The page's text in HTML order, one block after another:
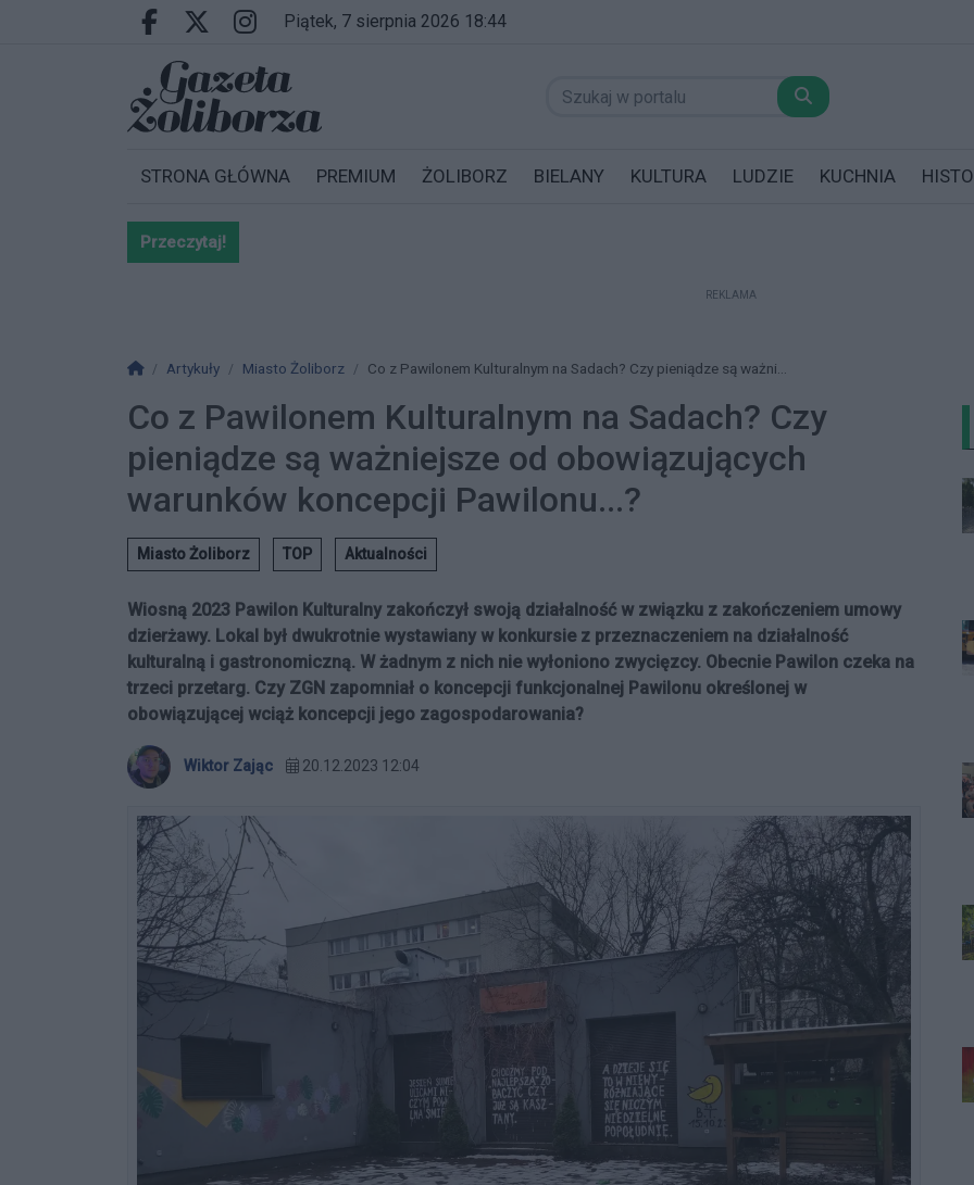
Przejdź do głównych treści
Przejdź do wyszukiwarki
Przejdź do głównego menu
Facebook.com
X.comInstagram.com
piątek, 7 sierpnia 2026 18:44
STRONA GŁÓWNA PREMIUM ŻOLIBORZ BIELANY KULTURA LUDZIE KUCHNIA
Przeczytaj!
REKLAMA
Strona główna
Artykuły Miasto Żoliborz Co z Pawilonem Kulturalnym na Sadach? Czy pieniądze są ważni...
Co z Pawilonem Kulturalnym na Sadach? Czy
pieniądze są ważniejsze od obowiązujących
warunków koncepcji Pawilonu...?
Miasto Żoliborz TOP Aktualności
Wiosną 2023 Pawilon Kulturalny zakończył swoją działalność w związku z zakończeniem umowy
dzierżawy. Lokal był dwukrotnie wystawiany w konkursie z przeznaczeniem na działalność
kulturalną i gastronomiczną. W żadnym z nich nie wyłoniono zwycięzcy. Obecnie Pawilon czeka na
trzeci przetarg. Czy ZGN zapomniał o koncepcji funkcjonalnej Pawilonu określonej w
obowiązującej wciąż koncepcji jego zagospodarowania?
Wiktor Zając 20.12.2023 12:04